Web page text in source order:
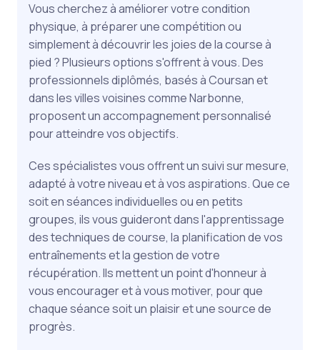
Vous cherchez à améliorer votre condition
physique, à préparer une compétition ou
simplement à découvrir les joies de la course à
pied ? Plusieurs options s'offrent à vous. Des
professionnels diplômés, basés à Coursan et
dans les villes voisines comme Narbonne,
proposent un accompagnement personnalisé
pour atteindre vos objectifs.
Ces spécialistes vous offrent un suivi sur mesure,
adapté à votre niveau et à vos aspirations. Que ce
soit en séances individuelles ou en petits
groupes, ils vous guideront dans l'apprentissage
des techniques de course, la planification de vos
entraînements et la gestion de votre
récupération. Ils mettent un point d'honneur à
vous encourager et à vous motiver, pour que
chaque séance soit un plaisir et une source de
progrès.